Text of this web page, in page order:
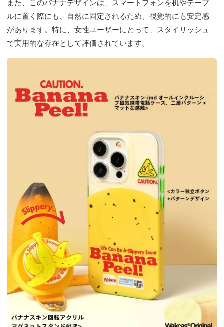
また、このバナナデザインは、スマートフォンを机やテーブ
ルに置く際にも、自然に固定されるため、視覚的にも安定感
があります。特に、女性ユーザーにとって、スタイリッシュ
で実用的な存在として評価されています。